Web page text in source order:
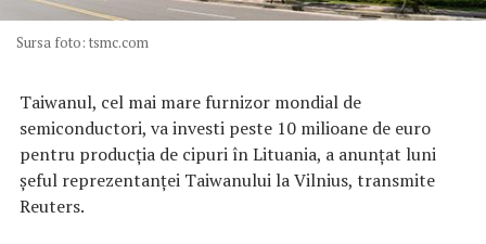
Sursa foto: tsmc.com
Taiwanul, cel mai mare furnizor mondial de
semiconductori, va investi peste 10 milioane de euro
pentru producţia de cipuri în Lituania, a anunţat luni
şeful reprezentanţei Taiwanului la Vilnius, transmite
Reuters.